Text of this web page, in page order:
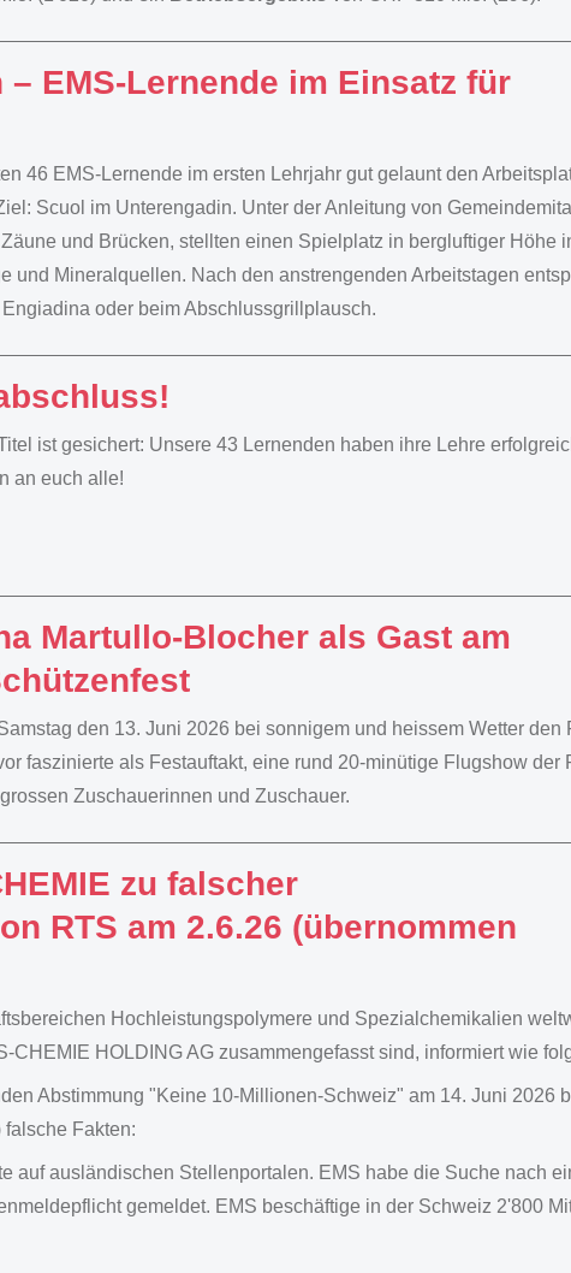
EMS-Lernende im Einsatz für
46 EMS-Lernende im ersten Lehrjahr gut gelaunt den
Scuol im Unterengadin. Unter der Anleitung von
und Brücken, stellten einen Spielplatz in bergluftiger Höhe
und Mineralquellen. Nach den anstrengenden Arbeitstagen
oder beim Abschlussgrillplausch.
ist gesichert: Unsere 43 Lernenden haben ihre Lehre
an euch alle!
Martullo-Blocher als Gast am
den 13. Juni 2026 bei sonnigem und heissem Wetter den
faszinierte als Festauftakt, eine rund 20-minütige Flugshow der
Zuschauerinnen und Zuschauer.
zu falscher
RTS am 2.6.26 (übernommen
Hochleistungspolymere und Spezialchemikalien
CHEMIE HOLDING AG zusammengefasst sind, informiert wie
Abstimmung "Keine 10-Millionen-Schweiz" am 14. Juni 2026
Fakten:
auf ausländischen Stellenportalen. EMS habe die Suche nach
gemeldet. EMS beschäftige in der Schweiz 2'800